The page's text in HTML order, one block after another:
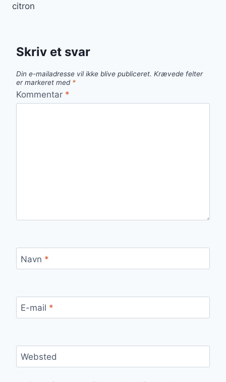
citron
Skriv et svar
Din e-mailadresse vil ikke blive publiceret. Krævede felter
er markeret med *
Kommentar *
Navn *
E-mail *
Websted